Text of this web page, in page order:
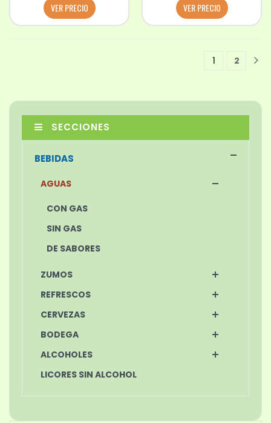
VER PRECIO
VER PRECIO
11 2
SECCIONES
BEBIDAS
AGUAS
CON GAS
SIN GAS
DE SABORES
ZUMOS
REFRESCOS
CERVEZAS
BODEGA
ALCOHOLES
LICORES SIN ALCOHOL